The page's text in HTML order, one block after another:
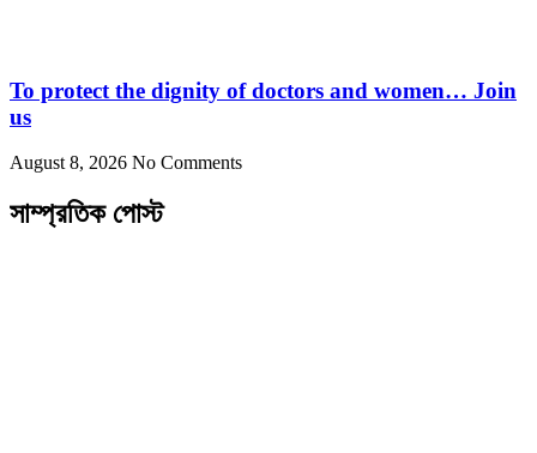
To protect the dignity of doctors and women… Join
us
August 8, 2026 No Comments
সাম্প্রতিক পোস্ট